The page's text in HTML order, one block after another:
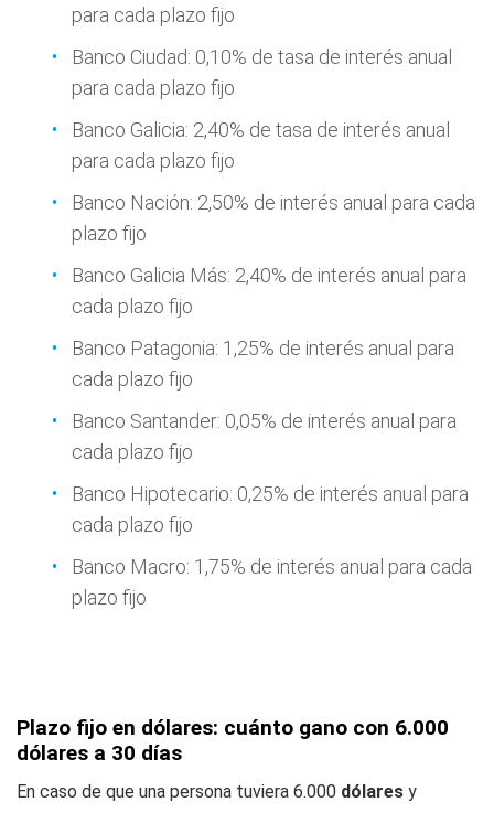
para cada plazo fijo
Banco Ciudad: 0,10% de tasa de interés anual
para cada plazo fijo
Banco Galicia: 2,40% de tasa de interés anual
para cada plazo fijo
Banco Nación: 2,50% de interés anual para cada
plazo fijo
Banco Galicia Más: 2,40% de interés anual para
cada plazo fijo
Banco Patagonia: 1,25% de interés anual para
cada plazo fijo
Banco Santander: 0,05% de interés anual para
cada plazo fijo
Banco Hipotecario: 0,25% de interés anual para
cada plazo fijo
Banco Macro: 1,75% de interés anual para cada
plazo fijo
Plazo fijo en dólares: cuánto gano con 6.000
dólares a 30 días
En caso de que una persona tuviera 6.000 dólares y